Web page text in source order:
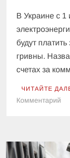
В Украине с
будут
гривны.
счетах за
ЧИТАЙТЕ
Комментарий